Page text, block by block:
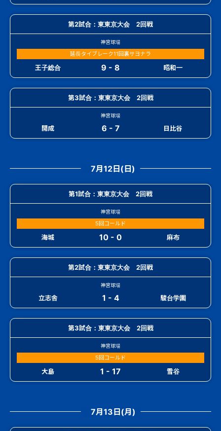
第2試合：東東京大会 2回戦
神宮球場
延長タイブレーク11回裏サヨナラ
王子総合 9 - 8 昭和一
第3試合：東東京大会 2回戦
神宮球場
開成 6 - 7 日比谷
7月12日(日)
第1試合：東東京大会 2回戦
神宮球場
5回コールド
海城 10 - 0 麻布
第2試合：東東京大会 2回戦
神宮球場
立志舎 1 - 4 駿台学園
第3試合：東東京大会 2回戦
神宮球場
5回コールド
大島 1 - 17 雪谷
7月13日(月)